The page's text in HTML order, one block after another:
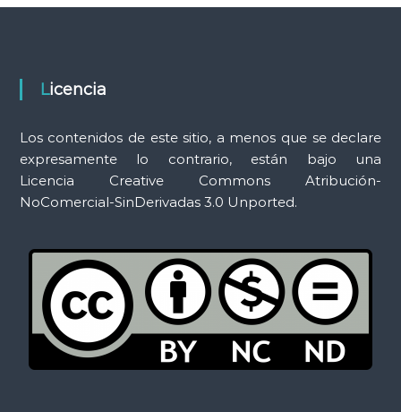
n
Licencia
Los contenidos de este sitio, a menos que se declare
expresamente lo contrario, están bajo una
Licencia Creative Commons Atribución-
NoComercial-SinDerivadas 3.0 Unported.